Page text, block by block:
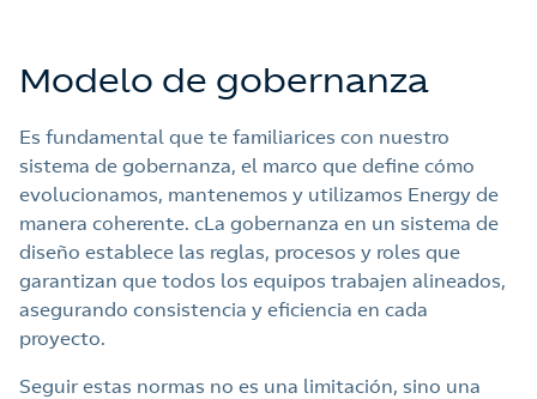
Modelo de gobernanza
Es fundamental que te familiarices con nuestro
sistema de gobernanza, el marco que define cómo
evolucionamos, mantenemos y utilizamos Energy de
manera coherente. cLa gobernanza en un sistema de
diseño establece las reglas, procesos y roles que
garantizan que todos los equipos trabajen alineados,
asegurando consistencia y eficiencia en cada
proyecto.
Seguir estas normas no es una limitación, sino una